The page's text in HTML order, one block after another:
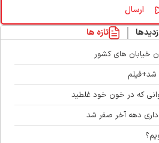
تازه ها
خیابان های کشور
که در خون خود غلطید
دهه آخر صفر شد